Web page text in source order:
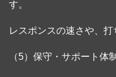
す。
レスポンスの速さや、打
（5）保守・サポート体